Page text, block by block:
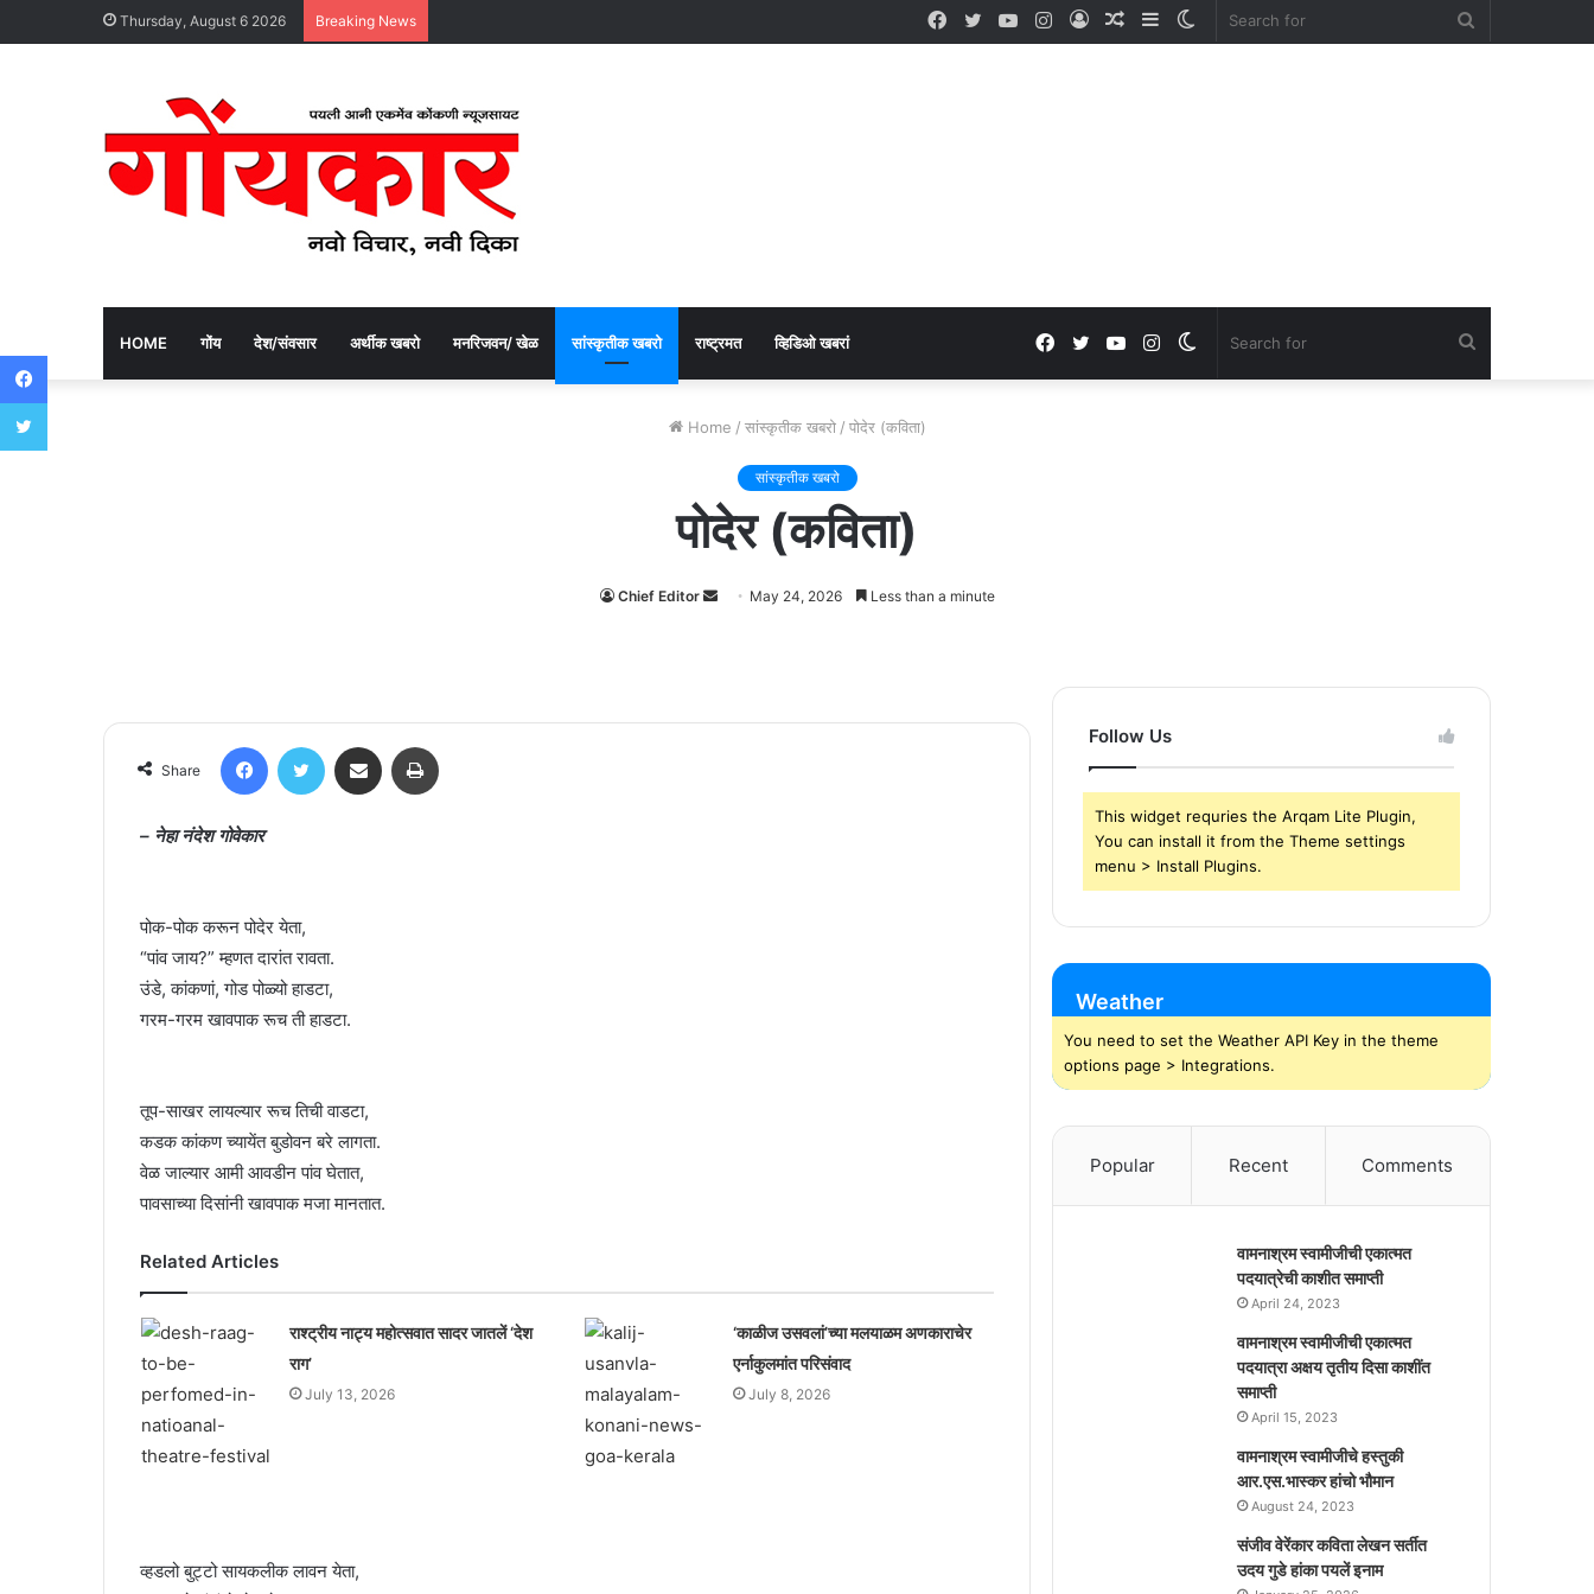
Thursday, August 6 2026 Breaking News
Switch
Sidebar
Random
Log
Instagram
YouTube
Twitter
Facebook
HOME गोंय देश/संवसार अर्थीक खबरो मनरिजवन/ खेळ सांस्कृतीक खबरो राष्ट्रमत व्हिडिओ खबरां Switch
Instagram
YouTube
Twitter
Facebook
Home / सांस्कृतीक खबरो / पोदेर (कविता)
सांस्कृतीक खबरो
पोदेर (कविता)
Chief Editor
Send May 24, 2026 Less than a minute
Share
FacebookTwitter Share via Email
– नेहा नंदेश गोवेकार
पोक-पोक करून पोदेर येता,
“पांव जाय?” म्हणत दारांत रावता.
उंडे, कांकणां, गोड पोळ्यो हाडटा,
गरम-गरम खावपाक रूच ती हाडटा.
तूप-साखर लायल्यार रूच तिची वाडटा,
कडक कांकण च्यायेंत बुडोवन बरे लागता.
वेळ जाल्यार आमी आवडीन पांव घेतात,
पावसाच्या दिसांनी खावपाक मजा मानतात.
Related Articles
राश्ट्रीय नाट्य महोत्सवात सादर जातलें ‘देश
राग’
July 13, 2026
‘काळीज उसवलां’च्या मलयाळम अणकाराचेर
एर्नाकुलमांत परिसंवाद
July 8, 2026
व्हडलो बुट्टो सायकलीक लावन येता,
Follow Us
This widget requries the Arqam Lite Plugin,
You can install it from the Theme settings
menu > Install Plugins.
Weather
You need to set the Weather API Key in the theme
options page > Integrations.
Popular Recent Comments
वामनाश्रम स्वामीजीची एकात्मत
पदयात्रेची काशीत समाप्ती
April 24, 2023
वामनाश्रम स्वामीजीची एकात्मत
पदयात्रा अक्षय तृतीय दिसा काशींत
समाप्ती
April 15, 2023
वामनाश्रम स्वामीजीचे हस्तुकी
आर.एस.भास्कर हांचो भौमान
August 24, 2023
संजीव वेरेंकार कविता लेखन सर्तीत
उदय गुडे हांका पयलें इनाम
Facebook
Twitter